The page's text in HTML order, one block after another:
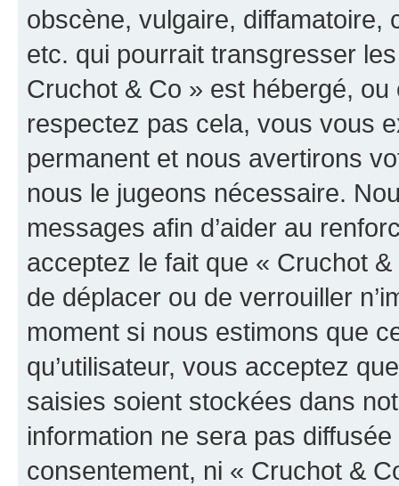
obscène, vulgaire, diffamatoire,
etc. qui pourrait transgresser
Cruchot & Co » est hébergé,
respectez pas cela, vous vous
permanent et nous avertirons
nous le jugeons nécessaire.
messages afin d’aider au
acceptez le fait que « Cruchot
de déplacer ou de verrouiller
moment si nous estimons que
qu’utilisateur, vous acceptez
saisies soient stockées dans
information ne sera pas
consentement, ni « Cruchot &